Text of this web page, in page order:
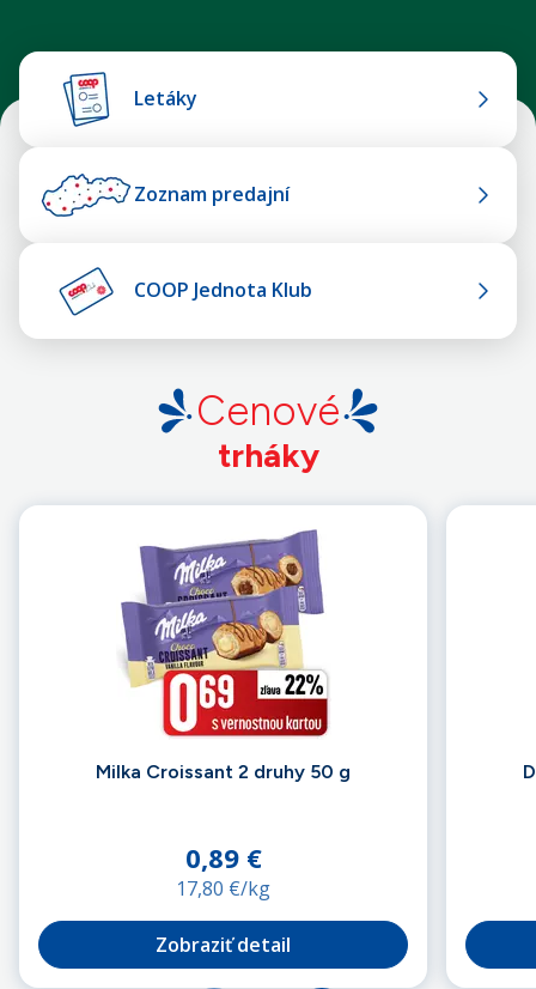
Letáky
Zoznam predajní
COOP Jednota Klub
Cenové
trháky
Milka Croissant 2 druhy 50 g
17,80 €/kg
0,89 €
Zobraziť detail